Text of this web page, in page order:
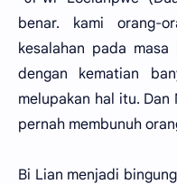
benar. kami orang-
kesalahan pada
dengan kematian
melupakan hal itu.
pernah membunuh
Bi Lian menjadi